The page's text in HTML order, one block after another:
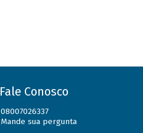
Fale Conosco
08007026337
Mande sua pergunta